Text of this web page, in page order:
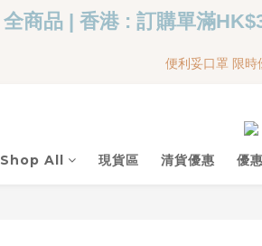
便利妥口罩 限時
便利妥口罩 限時
Shop All 現貨區 清貨優惠 優
全商品 | 香港 : 訂購單滿